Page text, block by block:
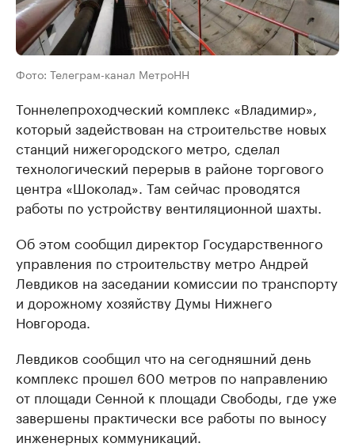
Фото: Телеграм-канал МетроНН
Тоннелепроходческий комплекс «Владимир»,
который задействован на строительстве новых
станций нижегородского метро, сделал
технологический перерыв в районе торгового
центра «Шоколад». Там сейчас проводятся
работы по устройству вентиляционной шахты.
Об этом сообщил директор Государственного
управления по строительству метро Андрей
Левдиков на заседании комиссии по транспорту
и дорожному хозяйству Думы Нижнего
Новгорода.
Левдиков сообщил что на сегодняшний день
комплекс прошел 600 метров по направлению
от площади Сенной к площади Свободы, где уже
завершены практически все работы по выносу
инженерных коммуникаций.